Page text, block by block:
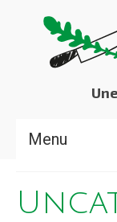
Menu
La KARLO